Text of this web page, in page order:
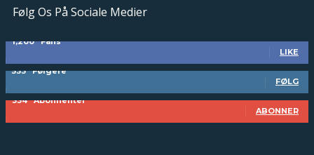
Følg Os På Sociale Medier
1,200
Fans
LIKE
533
Følgere
FØLG
334
Abonnenter
ABONNER